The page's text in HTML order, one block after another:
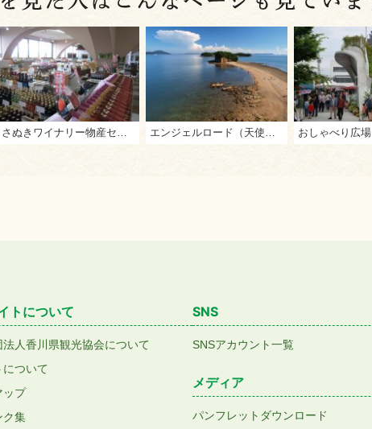
おしゃべり広場
トについて
人香川県観光協会について
ついて
ップ
ク集
SNS
SNSアカウント一覧
メディア
パンフレットダウンロード